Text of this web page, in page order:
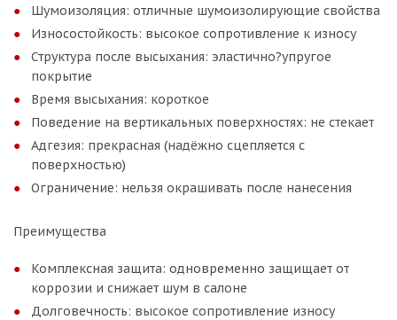
Шумоизоляция: отличные шумоизолирующие свойства
Износостойкость: высокое сопротивление к износу
Структура после высыхания: эластично?упругое
покрытие
Время высыхания: короткое
Поведение на вертикальных поверхностях: не стекает
Адгезия: прекрасная (надёжно сцепляется с
поверхностью)
Ограничение: нельзя окрашивать после нанесения
Преимущества
Комплексная защита: одновременно защищает от
коррозии и снижает шум в салоне
Долговечность: высокое сопротивление износу